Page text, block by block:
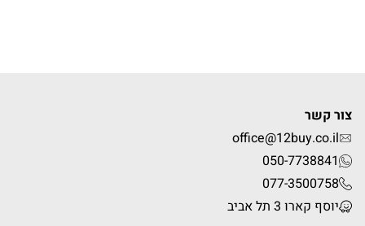
צור קשר
office@12buy.co.il
050-7738841
077-3500758
יוסף קארו 3 תל אביב